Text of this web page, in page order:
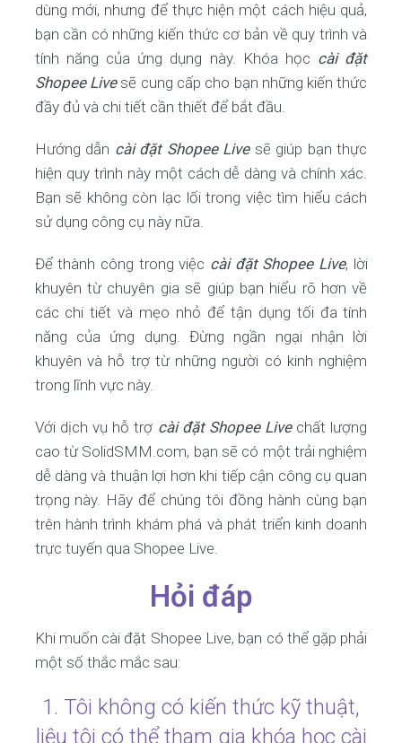
dùng mới, nhưng để thực hiện một cách hiệu quả,
bạn cần có những kiến thức cơ bản về quy trình và
tính năng của ứng dụng này. Khóa học cài đặt
Shopee Livesẽ cung cấp cho bạn những kiến thức
đầy đủ và chi tiết cần thiết để bắt đầu.
Hướng dẫn cài đặt Shopee Livesẽ giúp bạn thực
hiện quy trình này một cách dễ dàng và chính xác.
Bạn sẽ không còn lạc lối trong việc tìm hiểu cách
sử dụng công cụ này nữa.
Để thành công trong việc cài đặt Shopee Live, lời
khuyên từ chuyên gia sẽ giúp bạn hiểu rõ hơn về
các chi tiết và mẹo nhỏ để tận dụng tối đa tính
năng của ứng dụng. Đừng ngần ngại nhận lời
khuyên và hỗ trợ từ những người có kinh nghiệm
trong lĩnh vực này.
Với dịch vụ hỗ trợ cài đặt Shopee Livechất lượng
cao từ SolidSMM.com, bạn sẽ có một trải nghiệm
dễ dàng và thuận lợi hơn khi tiếp cận công cụ quan
trọng này. Hãy để chúng tôi đồng hành cùng bạn
trên hành trình khám phá và phát triển kinh doanh
trực tuyến qua Shopee Live.
Hỏi đáp
Khi muốn cài đặt Shopee Live, bạn có thể gặp phải
một số thắc mắc sau:
1. Tôi không có kiến thức kỹ thuật,
liệu tôi có thể tham gia khóa học cài